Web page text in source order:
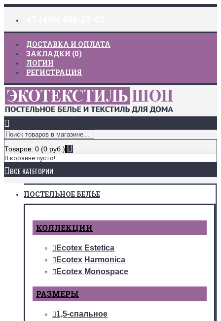
ДОСТАВКА И ОПЛАТА
ЗАКЛАДКИ (0)
ЛОГИН
РЕГИСТРАЦИЯ
Товаров: 0 (0 руб.)
В корзине пусто!
ВСЕ КАТЕГОРИИ
ПОСТЕЛЬНОЕ БЕЛЬЕ
КОЛЛЕКЦИИ
Ecotex Estetica
Ecotex Harmonica
Ecotex Monospace
РАЗМЕРЫ
1,5-спальное